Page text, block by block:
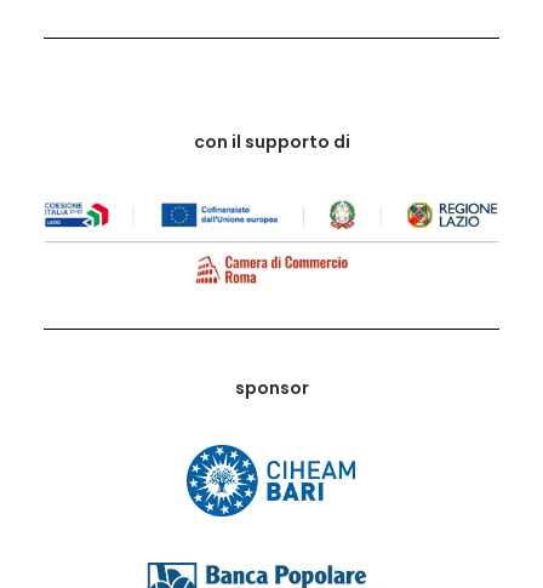
con il supporto di
sponsor